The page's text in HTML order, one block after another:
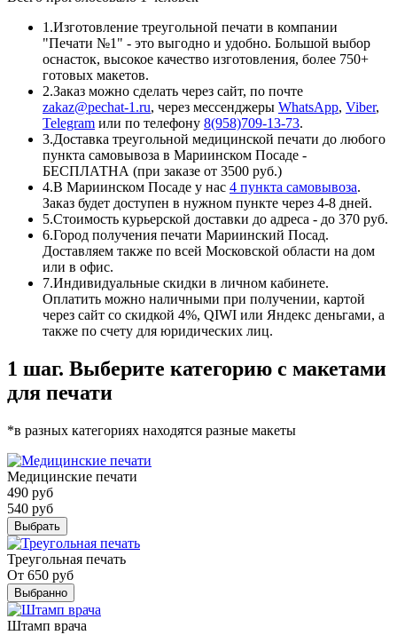
1.Изготовление треугольной печати в компании
"Печати №1" - это выгодно и удобно. Большой выбор
оснасток, высокое качество изготовления, более 750+
готовых макетов.
2.Заказ можно сделать через сайт, по почте
zakaz@pechat-1.ru, через мессенджеры WhatsApp, Viber,
Telegram или по телефону 8(958)709-13-73.
3.Доставка треугольной медицинской печати до любого
пункта самовывоза в Мариинском Посаде -
БЕСПЛАТНА (при заказе от 3500 руб.)
4.В Мариинском Посаде у нас 4 пункта самовывоза.
Заказ будет доступен в нужном пункте через 4-8 дней.
5.Стоимость курьерской доставки до адреса - до 370 руб.
6.Город получения печати Мариинский Посад.
Доставляем также по всей Московской области на дом
или в офис.
7.Индивидуальные скидки в личном кабинете.
Оплатить можно наличными при получении, картой
через сайт со скидкой 4%, QIWI или Яндекс деньгами, а
также по счету для юридических лиц.
1 шаг. Выберите категорию с макетами
для печати
*в разных категориях находятся разные макеты
Медицинские печати
490 руб
540 руб
Выбрать
Треугольная печать
От 650 руб
Выбранно
Штамп врача